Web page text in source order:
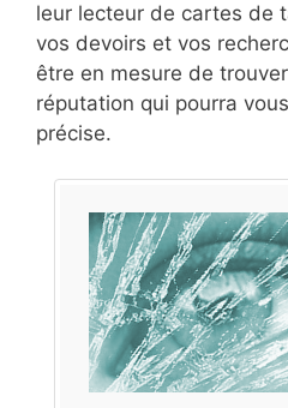
leur lecteur de cartes de
vos devoirs et vos
être en mesure de
réputation qui pourra
précise.